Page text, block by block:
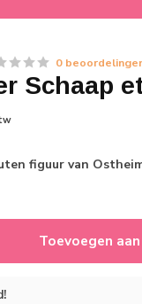
0
Schaap
figuur van
Toevoegen